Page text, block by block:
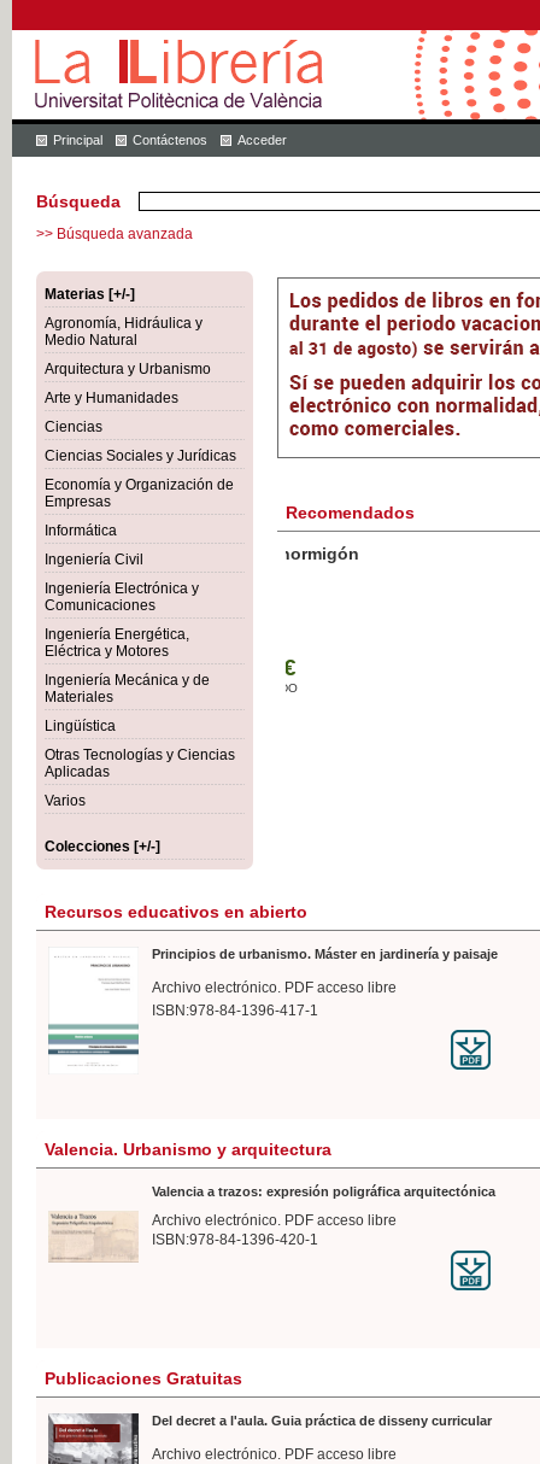
Principal Contáctenos Acceder
Búsqueda
>> Búsqueda avanzada
Materias [+/-]
Agronomía, Hidráulica y
Medio Natural
Arquitectura y Urbanismo
Arte y Humanidades
Ciencias
Ciencias Sociales y Jurídicas
Economía y Organización de
Empresas
Informática
Ingeniería Civil
Ingeniería Electrónica y
Comunicaciones
Ingeniería Energética,
Eléctrica y Motores
Ingeniería Mecánica y de
Materiales
Lingüística
Otras Tecnologías y Ciencias
Aplicadas
Varios
Colecciones [+/-]
Recomendados
Botánica Agroalimentaria
Recursos educativos en abierto
Principios de urbanismo. Máster en jardinería y paisaje
Archivo electrónico. PDF acceso libre
ISBN:978-84-1396-417-1
Valencia. Urbanismo y arquitectura
Valencia a trazos: expresión poligráfica arquitectónica
Archivo electrónico. PDF acceso libre
ISBN:978-84-1396-420-1
Publicaciones Gratuitas
Del decret a l'aula. Guia práctica de disseny curricular
Archivo electrónico. PDF acceso libre